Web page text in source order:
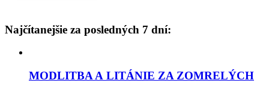
Najčítanejšie za posledných 7 dní:
MODLITBA A LITÁNIE ZA ZOMRELÝCH